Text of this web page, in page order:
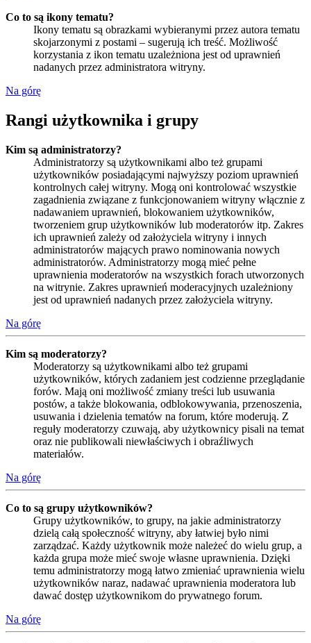
Co to są ikony tematu?
Ikony tematu są obrazkami wybieranymi przez autora tematu
skojarzonymi z postami – sugerują ich treść. Możliwość
korzystania z ikon tematu uzależniona jest od uprawnień
nadanych przez administratora witryny.
Na górę
Rangi użytkownika i grupy
Kim są administratorzy?
Administratorzy są użytkownikami albo też grupami
użytkowników posiadającymi najwyższy poziom uprawnień
kontrolnych całej witryny. Mogą oni kontrolować wszystkie
zagadnienia związane z funkcjonowaniem witryny włącznie z
nadawaniem uprawnień, blokowaniem użytkowników,
tworzeniem grup użytkowników lub moderatorów itp. Zakres
ich uprawnień zależy od założyciela witryny i innych
administratorów mających prawo nominowania nowych
administratorów. Administratorzy mogą mieć pełne
uprawnienia moderatorów na wszystkich forach utworzonych
na witrynie. Zakres uprawnień moderacyjnych uzależniony
jest od uprawnień nadanych przez założyciela witryny.
Na górę
Kim są moderatorzy?
Moderatorzy są użytkownikami albo też grupami
użytkowników, których zadaniem jest codzienne przeglądanie
forów. Mają oni możliwość zmiany treści lub usuwania
postów, a także blokowania, odblokowywania, przenoszenia,
usuwania i dzielenia tematów na forum, które moderują. Z
reguły moderatorzy czuwają, aby użytkownicy pisali na temat
oraz nie publikowali niewłaściwych i obraźliwych
materiałów.
Na górę
Co to są grupy użytkowników?
Grupy użytkowników, to grupy, na jakie administratorzy
dzielą całą społeczność witryny, aby łatwiej było nimi
zarządzać. Każdy użytkownik może należeć do wielu grup, a
każda grupa może mieć swoje własne uprawnienia. Dzięki
temu administratorzy mogą łatwo zmieniać uprawnienia wielu
użytkowników naraz, nadawać uprawnienia moderatora lub
dawać dostęp użytkownikom do prywatnego forum.
Na górę